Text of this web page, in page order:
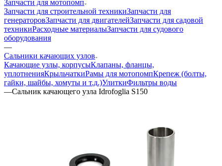
Запчасти для мотопомп
Запчасти для строительной техникиЗапчасти для
генераторовЗапчасти для двигателейЗапчасти для садовой
техникиРасходные материалыЗапчасти для судового
оборудования
—
Сальники качающих узлов
Качающие узлы, корпусыКлапаны, фланцы,
уплотненияКрыльчаткиРамы для мотопомпКрепеж (болты,
гайки, шайбы, хомуты и т.д.)УлиткиФильтры воды
—Сальник качающего узла Idrofoglia S150